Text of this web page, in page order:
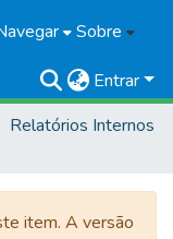
Sobre
Entrar
Relatórios Internos
item. A versão